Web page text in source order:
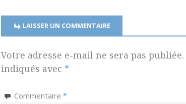
LAISSER UN COMMENTAIRE
Votre adresse e-mail ne sera pas publiée.
indiqués avec *
Commentaire *